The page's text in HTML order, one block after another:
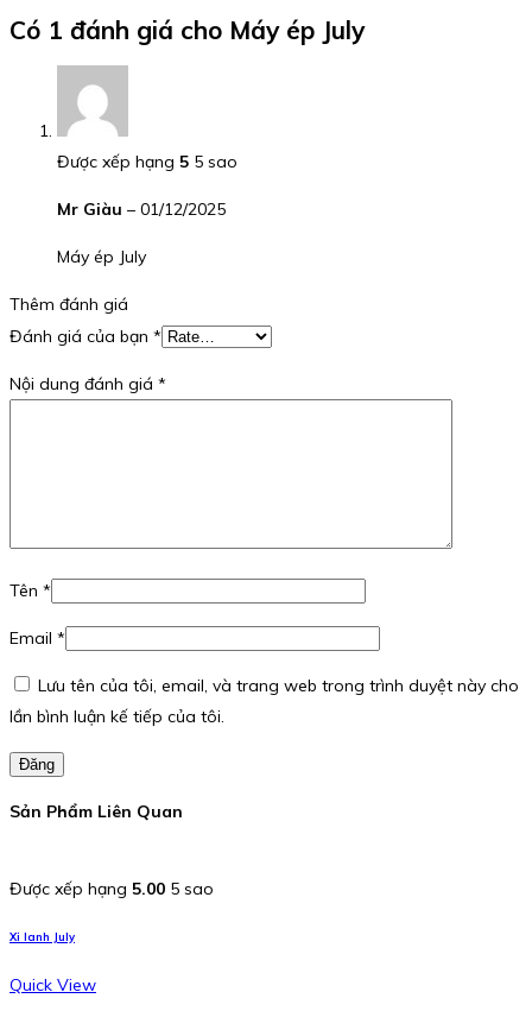
Có 1 đánh giá cho Máy ép July
Được xếp hạng 5 5 sao
Mr Giàu – 01/12/2025
Máy ép July
Thêm đánh giá
Đánh giá của bạn *
Nội dung đánh giá *
Tên *
Email *
Lưu tên của tôi, email, và trang web trong trình duyệt này cho
lần bình luận kế tiếp của tôi.
Đăng
Sản Phẩm Liên Quan
Được xếp hạng 5.00 5 sao
Xi lanh July
Quick View